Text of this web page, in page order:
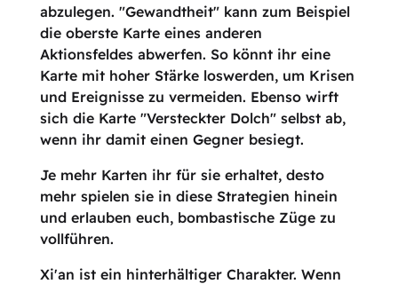
abzulegen. "Gewandtheit" kann zum Beispiel
die oberste Karte eines anderen
Aktionsfeldes abwerfen. So könnt ihr eine
Karte mit hoher Stärke loswerden, um Krisen
und Ereignisse zu vermeiden. Ebenso wirft
sich die Karte "Versteckter Dolch" selbst ab,
wenn ihr damit einen Gegner besiegt.
Je mehr Karten ihr für sie erhaltet, desto
mehr spielen sie in diese Strategien hinein
und erlauben euch, bombastische Züge zu
vollführen.
Xi'an ist ein hinterhältiger Charakter. Wenn